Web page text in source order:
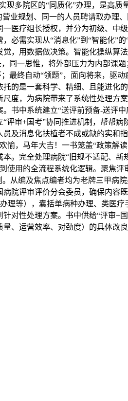
多院区的“同质化”办理，是高
规划、同一的人员聘请取办理
医疗组长授权，并分为初级、中
需实现从“消息化”到“智能化”
，用数据做决策。智能化操纵算
同一思惟，将外部压力为内部课
最终自动“领题”，面向将来，驱
的是一套科学、精细、且能进化
度，为病院带来了系统性处理方
中系统建立“送评前预备-送评
审+国考”协同推进机制，帮帮
及消息化扶植者不成或缺的实和
，马年大吉！一书笼盖“政策解
。完全处理病院“旧规不适配、
用的全流程系统化逻辑。聚焦
从编及焦点编者均为老牌三甲病
院评审评价分会委员，确保内容
理等），囊括单病种办理、类医
对性处理方案。书中供给“评审+
、运营效率、对劲度）的具体改